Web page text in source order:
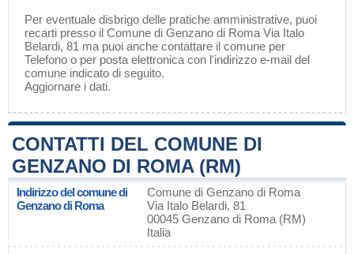
Per eventuale disbrigo delle pratiche amministrative, puoi
recarti presso il Comune di Genzano di Roma Via Italo
Belardi, 81 ma puoi anche contattare il comune per
Telefono o per posta elettronica con l'indirizzo e-mail del
comune indicato di seguito.
Aggiornare i dati.
CONTATTI DEL COMUNE DI
GENZANO DI ROMA (RM)
Indirizzo del comune di
Genzano di Roma
Comune di Genzano di Roma
Via Italo Belardi, 81
00045 Genzano di Roma (RM)
Italia